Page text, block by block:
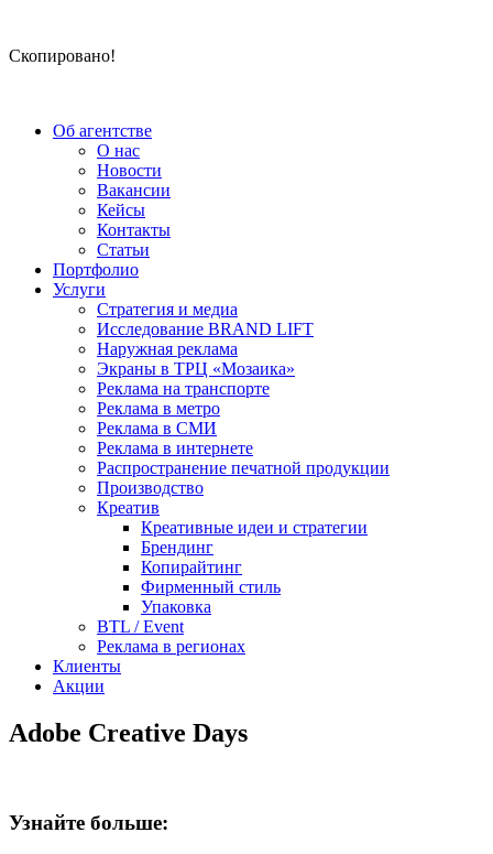
Скопировано!
Об агентстве
О нас
Новости
Вакансии
Кейсы
Контакты
Статьи
Портфолио
Услуги
Стратегия и медиа
Исследование BRAND LIFT
Наружная реклама
Экраны в ТРЦ «Мозаика»
Реклама на транспорте
Реклама в метро
Реклама в СМИ
Реклама в интернете
Распространение печатной продукции
Производство
Креатив
Креативные идеи и стратегии
Брендинг
Копирайтинг
Фирменный стиль
Упаковка
BTL / Event
Реклама в регионах
Клиенты
Акции
Adobe Creative Days
Узнайте больше: